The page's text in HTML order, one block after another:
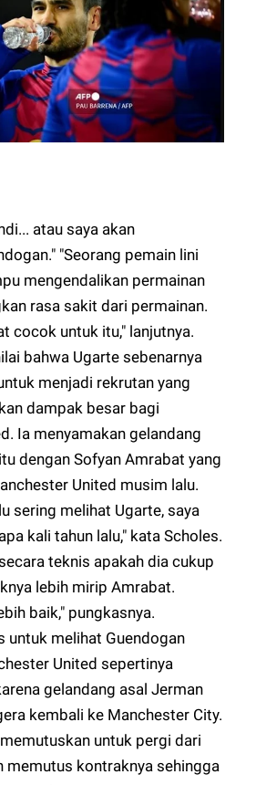
atau saya akan
"Seorang pemain lini
mengendalikan permainan
rasa sakit dari permainan.
cocok untuk itu," lanjutnya.
bahwa Ugarte sebenarnya
menjadi rekrutan yang
dampak besar bagi
Ia menyamakan gelandang
dengan Sofyan Amrabat yang
United musim lalu.
sering melihat Ugarte, saya
kali tahun lalu," kata Scholes.
teknis apakah dia cukup
lebih mirip Amrabat.
baik," pungkasnya.
untuk melihat Guendogan
United sepertinya
gelandang asal Jerman
kembali ke Manchester City.
untuk pergi dari
memutus kontraknya sehingga